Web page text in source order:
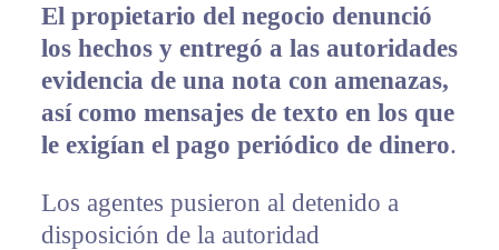
El propietario del negocio denunció
los hechos y entregó a las autoridades
evidencia de una nota con amenazas,
así como mensajes de texto en los que
le exigían el pago periódico de dinero.
Los agentes pusieron al detenido a
disposición de la autoridad